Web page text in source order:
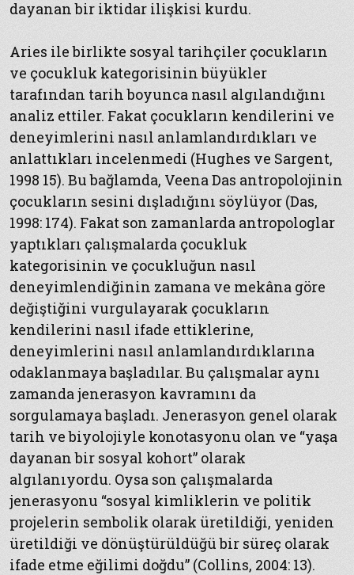
dayanan bir iktidar ilişkisi kurdu.
Aries ile birlikte sosyal tarihçiler çocukların
ve çocukluk kategorisinin büyükler
tarafından tarih boyunca nasıl algılandığını
analiz ettiler. Fakat çocukların kendilerini ve
deneyimlerini nasıl anlamlandırdıkları ve
anlattıkları incelenmedi (Hughes ve Sargent,
1998 15). Bu bağlamda, Veena Das antropolojinin
çocukların sesini dışladığını söylüyor (Das,
1998: 174). Fakat son zamanlarda antropologlar
yaptıkları çalışmalarda çocukluk
kategorisinin ve çocukluğun nasıl
deneyimlendiğinin zamana ve mekâna göre
değiştiğini vurgulayarak çocukların
kendilerini nasıl ifade ettiklerine,
deneyimlerini nasıl anlamlandırdıklarına
odaklanmaya başladılar. Bu çalışmalar aynı
zamanda jenerasyon kavramını da
sorgulamaya başladı. Jenerasyon genel olarak
tarih ve biyolojiyle konotasyonu olan ve “yaşa
dayanan bir sosyal kohort” olarak
algılanıyordu. Oysa son çalışmalarda
jenerasyonu “sosyal kimliklerin ve politik
projelerin sembolik olarak üretildiği, yeniden
üretildiği ve dönüştürüldüğü bir süreç olarak
ifade etme eğilimi doğdu” (Collins, 2004: 13).